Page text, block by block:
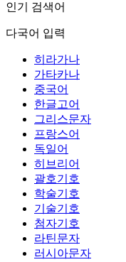
인기 검색어
다국어 입력
히라가나
가타카나
중국어
한글고어
그리스문자
프랑스어
독일어
히브리어
괄호기호
학술기호
기술기호
첨자기호
라틴문자
러시아문자